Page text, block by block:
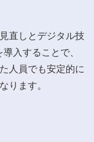
直しとデジタル技
入することで、
人員でも安定的に
ります。